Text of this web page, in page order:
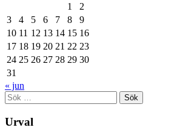
1
2
3
4 5 6 7 8
9
10 11 12 13 14 15 16
17 18 19 20 21 22 23
24 25 26 27 28 29 30
31
« jun
Sök
efter:
Urval